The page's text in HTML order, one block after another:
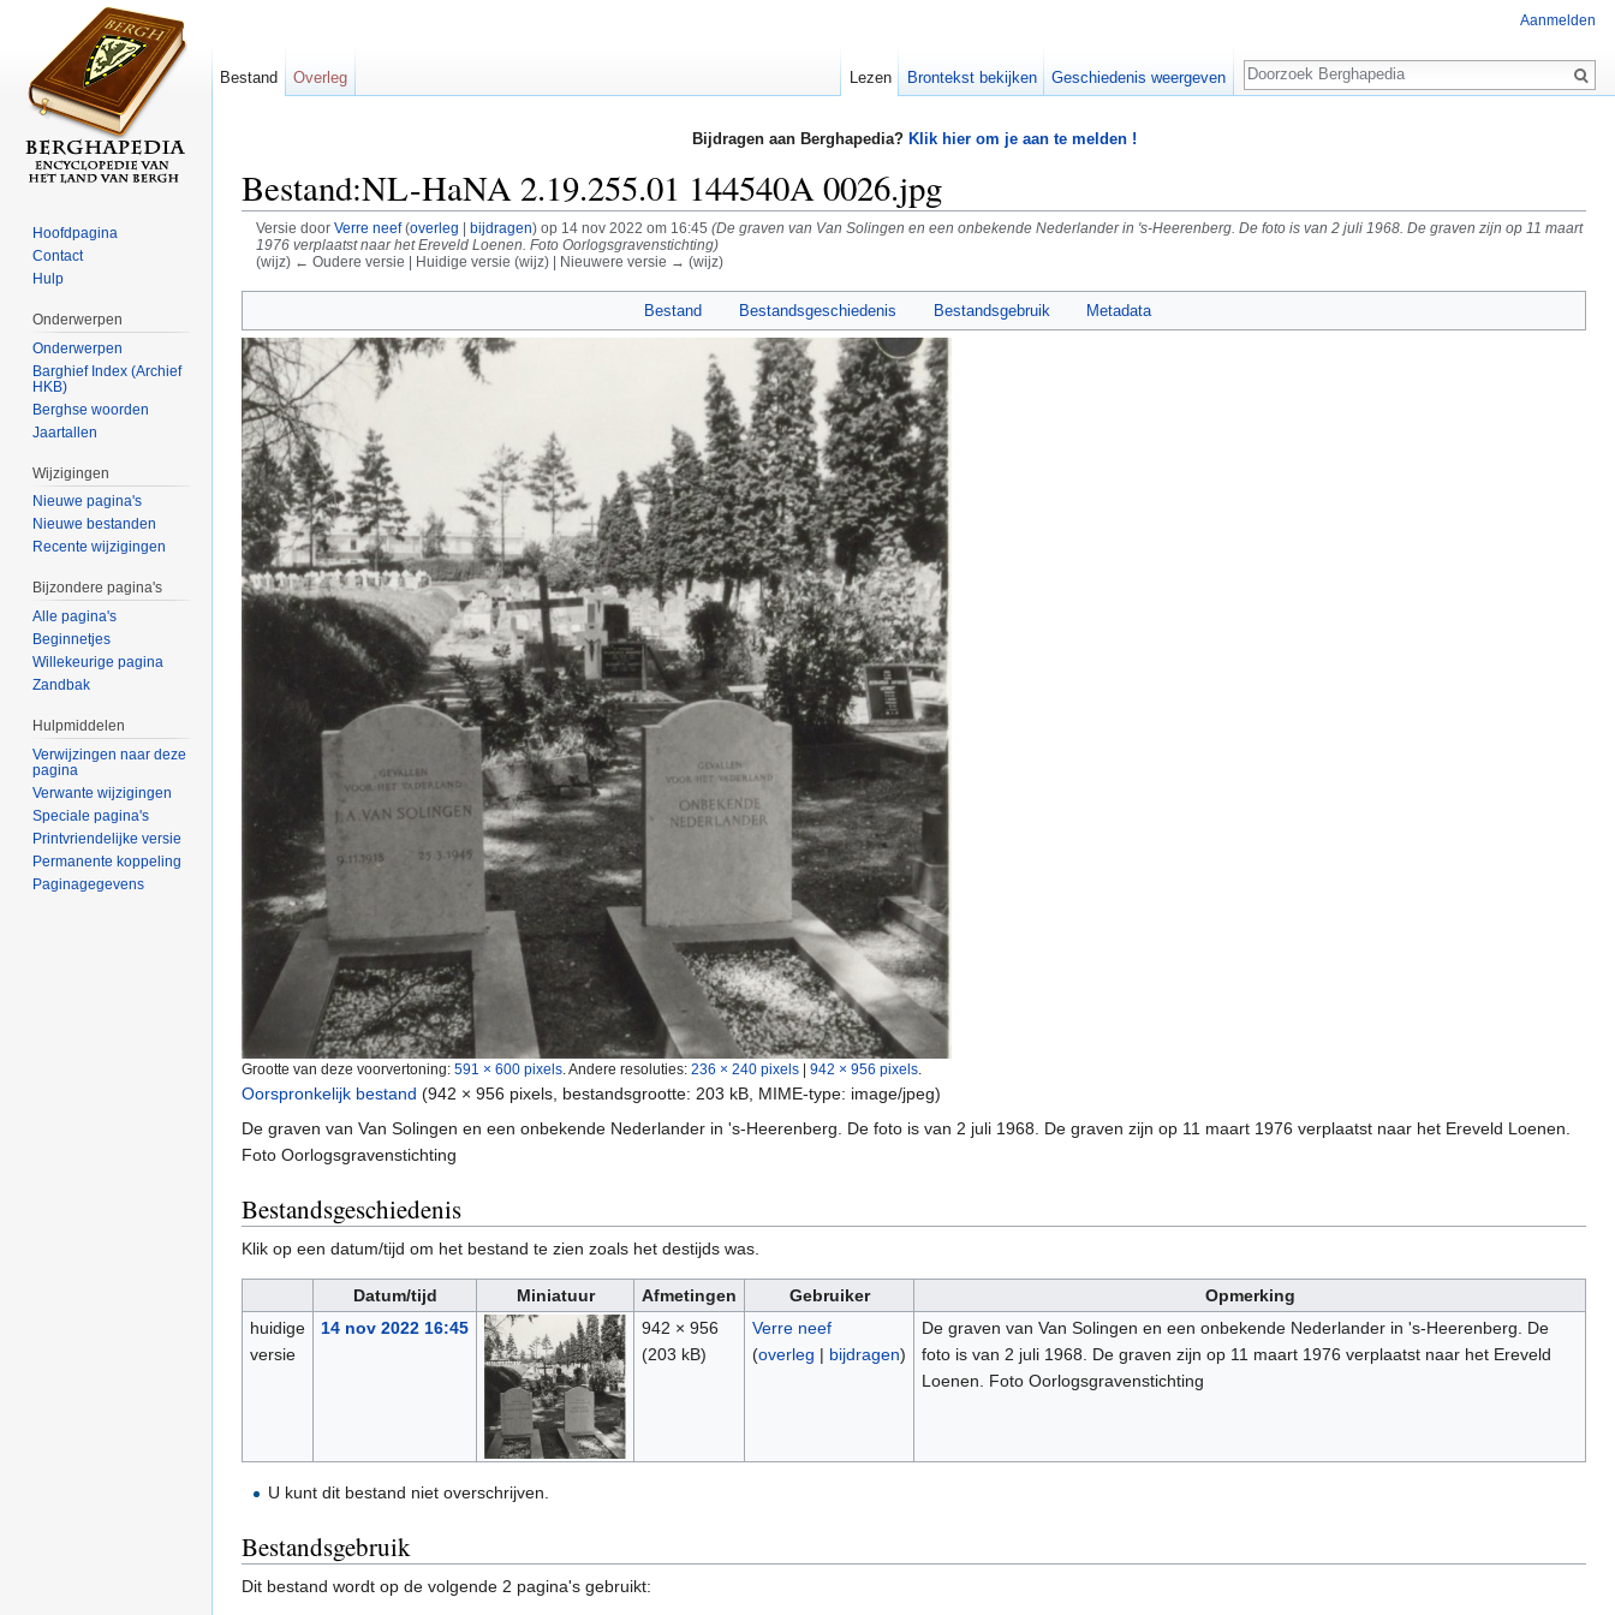
Bijdragen aan Berghapedia? Klik hier om je aan te melden !
Bestand:NL-HaNA 2.19.255.01 144540A 0026.jpg
Versie door Verre neef (overleg bijdragen)op 14 nov 2022 om 16:45 (De graven van Van Solingen en een onbekende Nederlander in 's-Heerenberg. De foto is van 2 juli 1968. De graven zijn op 11 maart
1976 verplaatst naar het Ereveld Loenen. Foto Oorlogsgravenstichting)
(wijz) ← Oudere versie | Huidige versie (wijz) | Nieuwere versie → (wijz)
Bestand Bestandsgeschiedenis Bestandsgebruik Metadata
Grootte van deze voorvertoning: 591 × 600 pixels Andere resoluties: 236 × 240 pixels 942 × 956 pixels
Oorspronkelijk bestand (942 × 956 pixels, bestandsgrootte: 203 kB, MIME-type: image/jpeg)
De graven van Van Solingen en een onbekende Nederlander in 's-Heerenberg. De foto is van 2 juli 1968. De graven zijn op 11 maart 1976 verplaatst naar het Ereveld Loenen.
Foto Oorlogsgravenstichting
Bestandsgeschiedenis
Klik op een datum/tijd om het bestand te zien zoals het destijds was.
Datum/tijd Miniatuur Afmetingen Gebruiker
Opmerking
huidige
versie
14 nov 2022 16:45
942 × 956
(203 kB)
Verre neef
(overleg | bijdragen)
De graven van Van Solingen en een onbekende Nederlander in 's-Heerenberg. De
foto is van 2 juli 1968. De graven zijn op 11 maart 1976 verplaatst naar het Ereveld
Loenen. Foto Oorlogsgravenstichting
U kunt dit bestand niet overschrijven.
Bestandsgebruik
Dit bestand wordt op de volgende 2 pagina's gebruikt:
Aanmelden
Bestand Overleg Lezen Brontekst bekijken Geschiedenis weergeven
Zoeken
Hoofdpagina
Contact
Hulp
Onderwerpen
Onderwerpen
Barghief Index (Archief
HKB)
Berghse woorden
Jaartallen
Wijzigingen
Nieuwe pagina's
Nieuwe bestanden
Recente wijzigingen
Bijzondere pagina's
Alle pagina's
Beginnetjes
Willekeurige pagina
Zandbak
Hulpmiddelen
Verwijzingen naar deze
pagina
Verwante wijzigingen
Speciale pagina's
Printvriendelijke versie
Permanente koppeling
Paginagegevens